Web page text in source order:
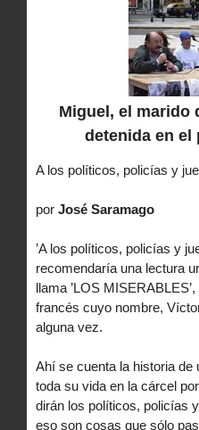
Miguel, el marido
detenida en el
A los políticos, policías y
por José Saramago
’A los políticos, policías y
recomendaría una lectura
llama ’LOS
francés cuyo nombre,
alguna vez.
Ahí se cuenta la historia de
toda su vida en la cárcel
dirán los políticos, policías
eso son cosas que sólo